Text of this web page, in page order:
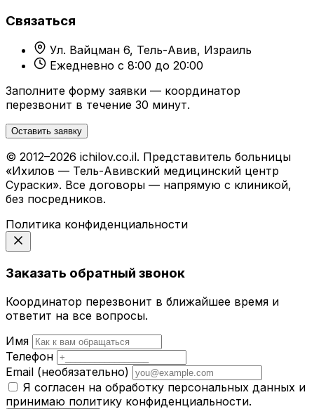
Связаться
Ул. Вайцман 6, Тель-Авив, Израиль
Ежедневно с 8:00 до 20:00
Заполните форму заявки — координатор
перезвонит в течение 30 минут.
Оставить заявку
© 2012–2026 ichilov.co.il. Представитель больницы
«Ихилов — Тель-Авивский медицинский центр
Сураски». Все договоры — напрямую с клиникой,
без посредников.
Политика конфиденциальности
Заказать обратный звонок
Координатор перезвонит в ближайшее время и
ответит на все вопросы.
Имя
Телефон
Email (необязательно)
Я согласен на обработку персональных данных и
принимаю политику конфиденциальности.